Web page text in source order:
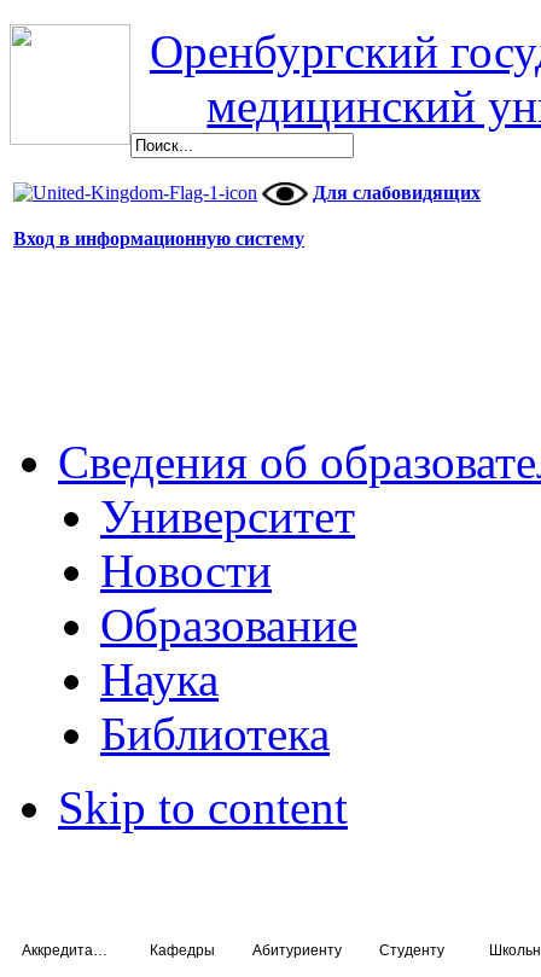
Оренбургский
медицинский
Для слабовидящих
Вход в информационную систему
Сведения об
Университет
Новости
Образование
Наука
Библиотека
Skip to content
Кафедры Абитуриенту Студенту